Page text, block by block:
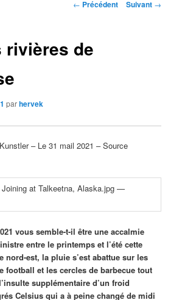
Navigation
← Précédent Suivant →
rivières de
parhervek
– Le 31 mail 2021 – Source
vous semble-t-il être une accalmie
entre le printemps et l’été cette
nord-est, la pluie s’est abattue sur les
football et les cercles de barbecue tout
supplémentaire d’un froid
Celsius qui a à peine changé de midi